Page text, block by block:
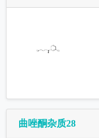
曲唑酮杂质28